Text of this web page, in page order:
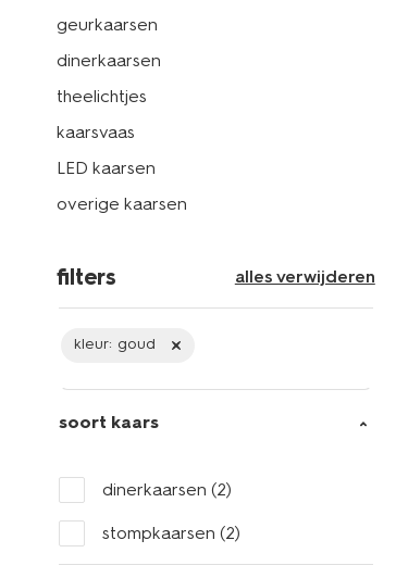
geurkaarsen
dinerkaarsen
theelichtjes
kaarsvaas
LED kaarsen
overige kaarsen
filters alles verwijderen
kleur: goud
soort kaars
dinerkaarsen (2)
stompkaarsen (2)